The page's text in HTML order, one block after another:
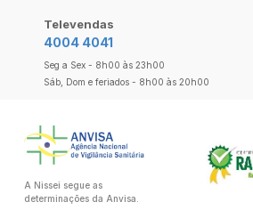
Televendas
4004 4041
Seg a Sex - 8h00 às 23h00
Sáb, Dom e feriados - 8h00 às 20h00
A Nissei segue as
determinações da Anvisa.